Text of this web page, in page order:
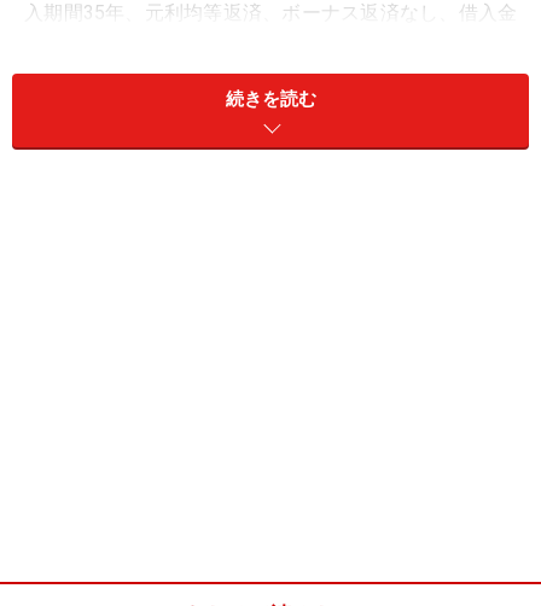
入期間35年、元利均等返済、ボーナス返済なし、借入金
フラット35S金利Aプラン→ 「フラット35」より約90万
フラット35S金利Bプラン→ 「フラット35」より約48万
【金利Aプランを受けるための条件】
続きを読む